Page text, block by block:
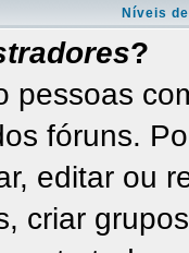
Níveis
?
pessoas
fóruns.
editar ou
criar